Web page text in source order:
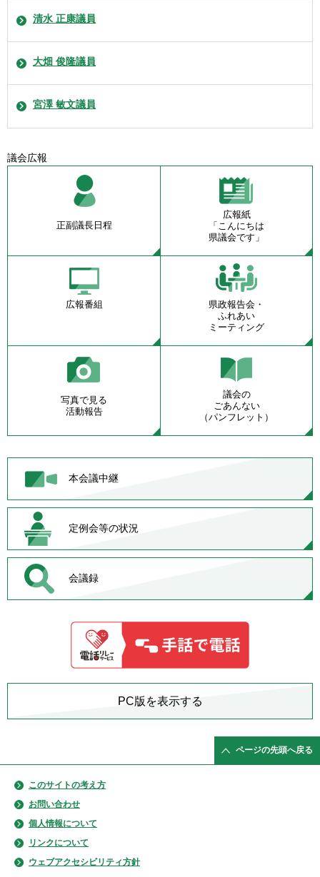
清水 正康議員
大畑 俊隆議員
宮澤 敏文議員
議会広報
正副議長日程
広報紙
「こんにちは
県議会です」
広報番組
県政報告会・
ふれあい
ミーティング
写真で見る
活動報告
議会の
ごあんない
（パンフレット）
本会議中継
定例会等の状況
会議録
PC版を表示する
ページの先頭へ戻る
このサイトの考え方
お問い合わせ
個人情報について
リンクについて
ウェブアクセシビリティ方針